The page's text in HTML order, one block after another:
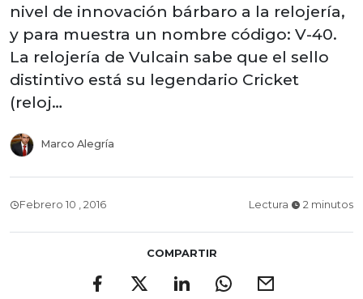
nivel de innovación bárbaro a la relojería,
y para muestra un nombre código: V-40.
La relojería de Vulcain sabe que el sello
distintivo está su legendario Cricket
(reloj…
Marco Alegría
Febrero 10 , 2016 Lectura 2 minutos
COMPARTIR